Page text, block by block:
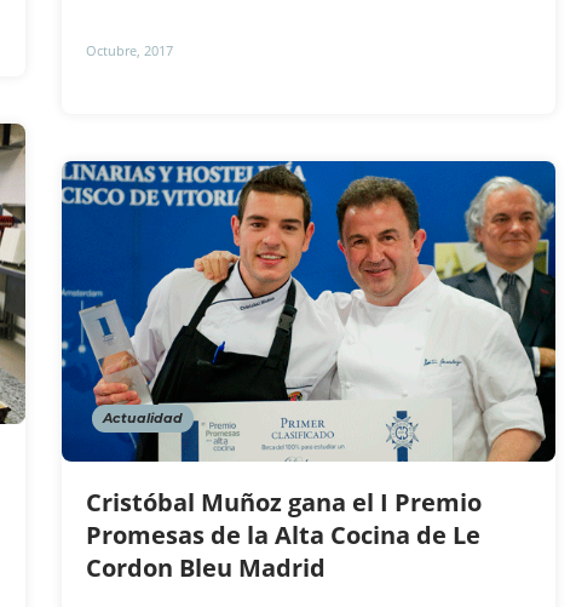
Octubre, 2017
Actualidad
Cristóbal Muñoz gana el I Premio
Promesas de la Alta Cocina de Le
Cordon Bleu Madrid